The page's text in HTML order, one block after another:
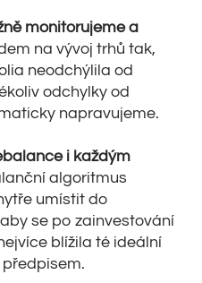
monitorujeme a
na vývoj trhů tak,
neodchýlila od
odchylky od
napravujeme.
i každým
algoritmus
umístit do
se po zainvestování
blížila té ideální